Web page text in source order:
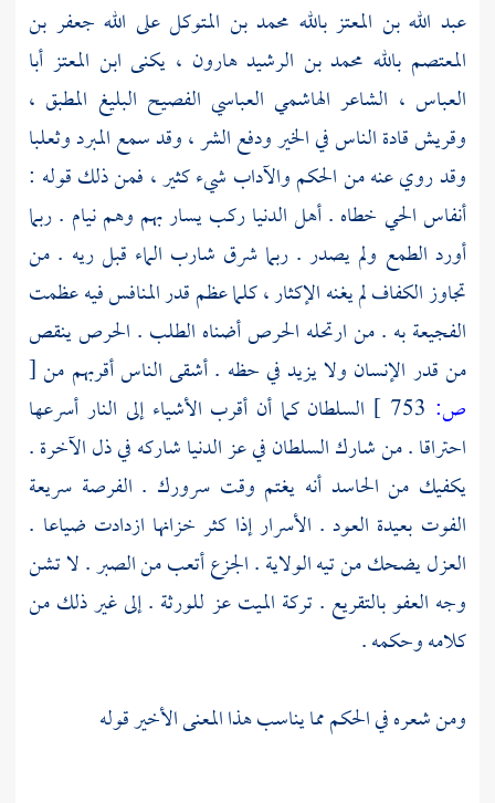
عبد الله بن المعتز بالله محمد بن المتوكل على الله جعفر بن
المعتصم بالله محمد بن الرشيد هارون ، يكنى ابن المعتز أبا
العباس ، الشاعر الهاشمي العباسي الفصيح البليغ المطبق ،
وقريشقادة الناس في الخير ودفع الشر ، وقد سمعالمبردوثعلبا
وقد روي عنه من الحكم والآداب شيء كثير ، فمن ذلك قوله :
أنفاس الحي خطاه . أهل الدنيا ركب يسار بهم وهم نيام . ربما
أورد الطمع ولم يصدر . ربما شرق شارب الماء قبل ريه . من
تجاوز الكفاف لم يغنه الإكثار ، كلما عظم قدر المنافس فيه عظمت
الفجيعة به . من ارتحله الحرص أضناه الطلب . الحرص ينقص
من قدر الإنسان ولا يزيد في حظه . أشقى الناس أقربهم من[
ص:
السلطان كما أن أقرب الأشياء إلى النار أسرعها
احتراقا . من شارك السلطان في عز الدنيا شاركه في ذل الآخرة .
يكفيك من الحاسد أنه يغتم وقت سرورك . الفرصة سريعة
الفوت بعيدة العود . الأسرار إذا كثر خزانها ازدادت ضياعا .
العزل يضحك من تيه الولاية . الجزع أتعب من الصبر . لا تشن
وجه العفو بالتقريع . تركة الميت عز للورثة . إلى غير ذلك من
كلامه وحكمه .
ومن شعره في الحكم مما يناسب هذا المعنى الأخير قوله